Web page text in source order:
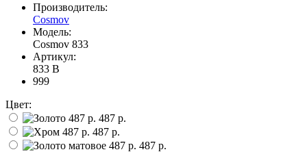
Производитель:
Cosmov
Модель:
Cosmov 833
Артикул:
833 B
999
Цвет:
487 р.
487 р.
487 р.